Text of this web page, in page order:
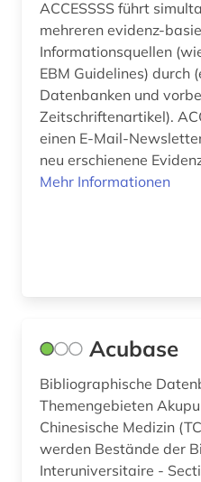
briefsammlung (1)
bundesanstalt für arbeitsschutz und
arbeitsmedizin (2)
care (1)
caritas (1)
china (1)
chirurgie (3)
ACCESSSS führt
mehreren evidenz-
Informationsquellen
EBM Guidelines) durch
Datenbanken und
Zeitschriftenartikel).
einen E-Mail-
neu erschienene
Mehr Informationen
Acubase
Bibliographische
Themengebieten
Chinesische Medizin
werden Bestände der
Interuniversitaire -